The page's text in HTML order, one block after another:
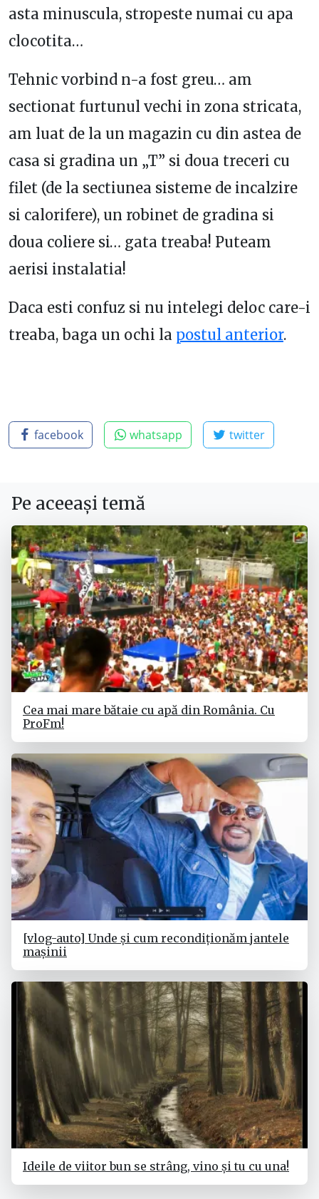
asta minuscula, stropeste numai cu apa
clocotita…
Tehnic vorbind n-a fost greu… am
sectionat furtunul vechi in zona stricata,
am luat de la un magazin cu din astea de
casa si gradina un „T” si doua treceri cu
filet (de la sectiunea sisteme de incalzire
si calorifere), un robinet de gradina si
doua coliere si… gata treaba! Puteam
aerisi instalatia!
Daca esti confuz si nu intelegi deloc care-i
treaba, baga un ochi la postul anterior.
facebook whatsapp twitter
Pe aceeași temă
Cea mai mare bătaie cu apă din România. Cu
ProFm!
[vlog-auto] Unde și cum recondiționăm jantele
mașinii
Ideile de viitor bun se strâng, vino și tu cu una!